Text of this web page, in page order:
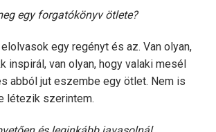
egy forgatókönyv ötlete?
egy regényt és az. Van olyan,
inspirál, van olyan, hogy valaki mesél
abból jut eszembe egy ötlet. Nem is
létezik szerintem.